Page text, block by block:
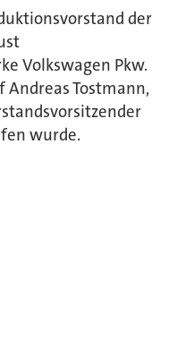
der
Volkswagen Pkw.
Tostmann,
wurde.